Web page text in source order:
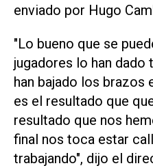
enviado por Hugo
"Lo bueno que se
jugadores lo han dado
han bajado los brazos
es el resultado que
resultado que nos
final nos toca estar
trabajando", dijo el